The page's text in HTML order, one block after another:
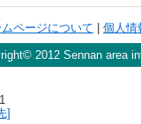
ページについて 個人情
2012 Sennan area
]